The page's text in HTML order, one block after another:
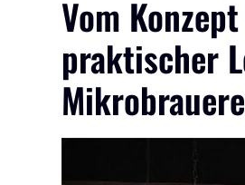
Vom
praktischer
bis
zum
ersten
Ausschank: